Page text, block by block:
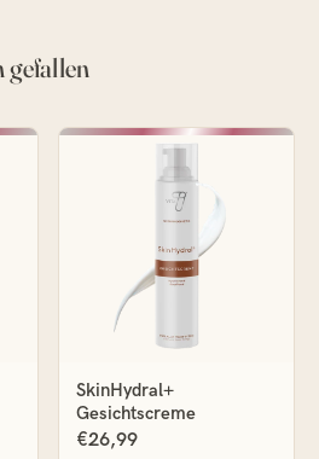
gefallen
SkinHydral+
Gesichtscreme
€26,99